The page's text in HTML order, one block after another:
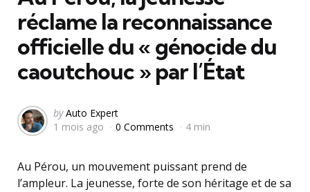
réclame la reconnaissance
officielle du « génocide du
caoutchouc » par l’État
Posted
by
by Auto Expert
1 mois ago
0 Comments 4 min
Au Pérou, un mouvement puissant prend de
l’ampleur. La jeunesse, forte de son héritage et de sa